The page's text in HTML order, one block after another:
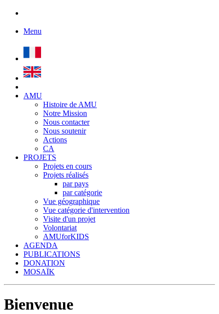
Menu
AMU
Histoire de AMU
Notre Mission
Nous contacter
Nous soutenir
Actions
CA
PROJETS
Projets en cours
Projets réalisés
par pays
par catégorie
Vue géographique
Vue catégorie d'intervention
Visite d'un projet
Volontariat
AMUforKIDS
AGENDA
PUBLICATIONS
DONATION
MOSAÏK
Bienvenue